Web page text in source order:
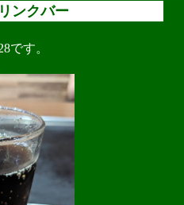
リンクバー
です。